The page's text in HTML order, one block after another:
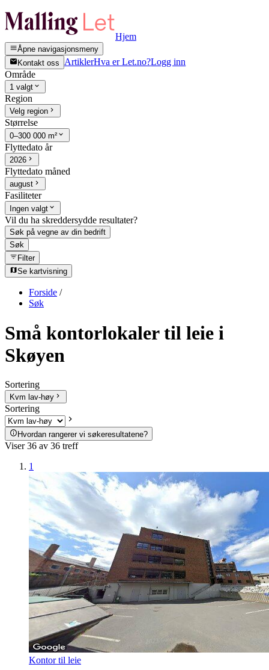
Hjem
Åpne navigasjonsmeny
Kontakt oss
ArtiklerHva er Let.no?Logg inn
Område
1 valgt
Region
Velg region
Størrelse
0–300 000 m²
Flyttedato år
2026
Flyttedato måned
august
Fasiliteter
Ingen valgt
Vil du ha skreddersydde resultater?
Søk på vegne av din bedrift
Søk
Filter
Se kartvisning
Forside /
Søk
Små kontorlokaler til leie i
Skøyen
Sortering
Kvm lav-høy
Sortering
Hvordan rangerer vi søkeresultatene?
Viser36 av 36 treff
1
Kontor til leie